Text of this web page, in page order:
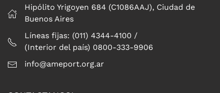
Hipólito Yrigoyen 684 (C1086AAJ), Ciudad de
Buenos Aires
Líneas fijas: (011) 4344-4100 /
(Interior del país) 0800-333-9906
info@ameport.org.ar